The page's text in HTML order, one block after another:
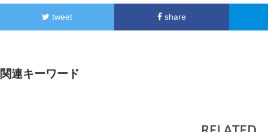
tweet share
関連キーワード